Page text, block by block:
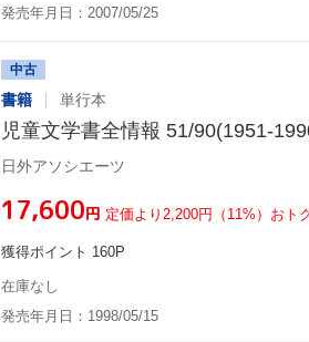
発売年月日：2007/05/25
中古
書籍 単行本
児童文学書全情報 51/90(1951-
日外アソシエーツ
¥17,600円 定価より2,200円（11%）おト
獲得ポイント 160P
在庫なし
発売年月日：1998/05/15